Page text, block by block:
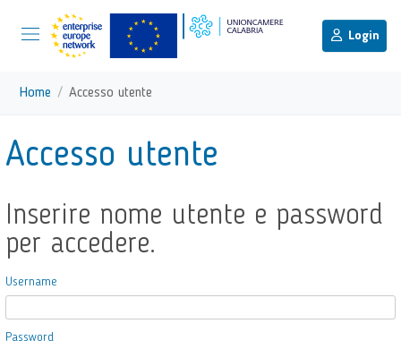
Vai ai contenuti
Login
torna al menu di scelta rapida
Menu di navigazione principale
Home Accesso utente
torna al menu di scelta rapida
Accesso utente
Inserire nome utente e password
per accedere.
Username
Password